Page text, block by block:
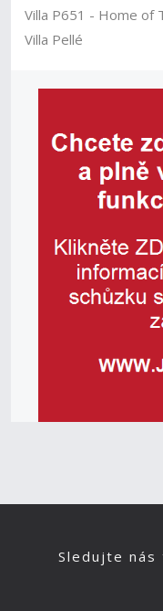
Villa P651 - Home of
Villa Pellé
Sledujte nás